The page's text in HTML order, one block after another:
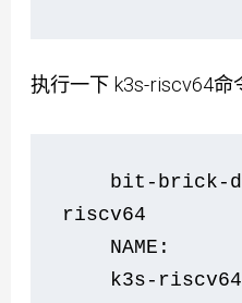
执行一下 k3s-riscv64命
riscv64
NAME: